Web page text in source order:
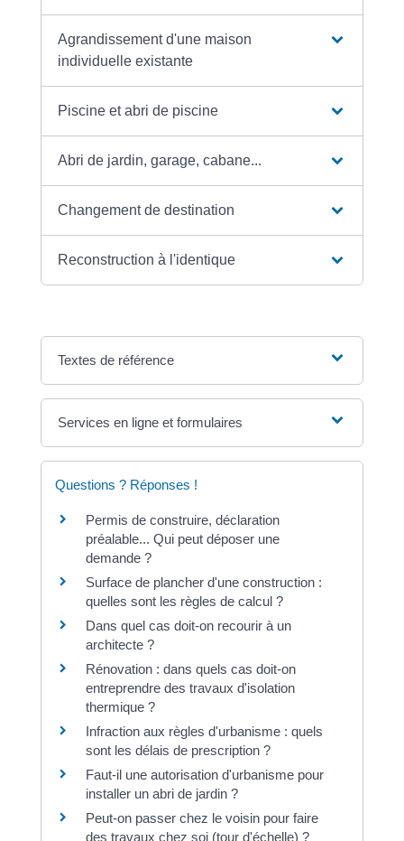
Agrandissement d'une maison
individuelle existante
Piscine et abri de piscine
Abri de jardin, garage, cabane...
Changement de destination
Reconstruction à l'identique
Textes de référence
Services en ligne et formulaires
Questions ? Réponses !
Permis de construire, déclaration
préalable... Qui peut déposer une
demande ?
Surface de plancher d'une construction :
quelles sont les règles de calcul ?
Dans quel cas doit-on recourir à un
architecte ?
Rénovation : dans quels cas doit-on
entreprendre des travaux d'isolation
thermique ?
Infraction aux règles d'urbanisme : quels
sont les délais de prescription ?
Faut-il une autorisation d'urbanisme pour
installer un abri de jardin ?
Peut-on passer chez le voisin pour faire
des travaux chez soi (tour d'échelle) ?